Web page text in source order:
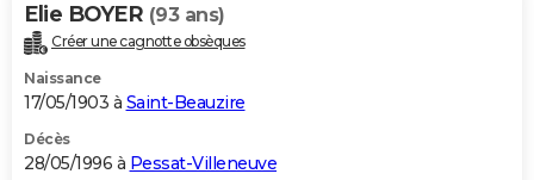
Elie BOYER (93 ans)
Créer une cagnotte obsèques
Naissance
17/05/1903 à Saint-Beauzire
Décès
28/05/1996 à Pessat-Villeneuve